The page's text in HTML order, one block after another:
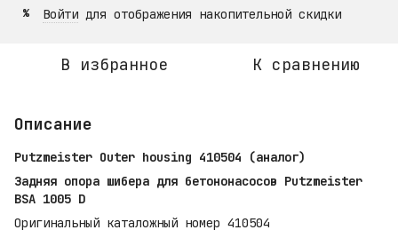
% Войти для отображения накопительной скидки
В избранное К сравнению
Описание
Putzmeister Outer housing 410504 (аналог)
Задняя опора шибера для бетононасосов Putzmeister
BSA 1005 D
Оригинальный каталожный номер 410504